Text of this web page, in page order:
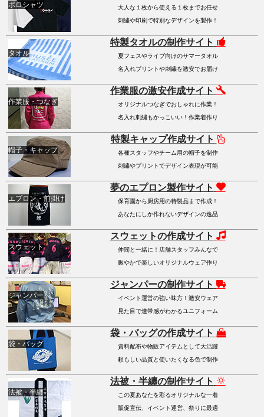
ポロシャツ
大人な１枚から使える１枚までお任せ
刺繍や印刷で特別なデザインを製作！
タオル
特製タオルの制作サイト
夏フェスやライブ向けのサマータオル
名入れプリントや刺繍を激安でお届け
作業服・つなぎ
作業服の激安作成サイト
オリジナルつなぎでおしゃれに作業！
名入れ刺繍もかっこいい！作業着作り
帽子・キャップ
特製キャップ作成サイト
各種スタッフやチーム用の帽子を制作
刺繍やプリントでデザイン表現が可能
エプロン・前掛け
夢のエプロン製作サイト
保育園から厨房用の特製品まで作成！
あなたにしか作れないデザインの逸品
スウェット
スウェットの作成サイト
仲間と一緒に！店舗スタッフみんなで
賑やかで楽しいオリジナルウェア作り
ジャンパー
ジャンパーの制作サイト
イベント運営の強い味方！激安ウェア
見た目で連帯感がわかるユニフォーム
袋・バッグ
袋・バッグの作成サイト
資料配布や物販アイテムとして大活躍
頼もしい品質と使いたくなる色で制作
法被・半纏
法被・半纏の制作サイト
この夏あなたを彩るオリジナルな一着
販促宣伝、イベント運営、祭りに最適